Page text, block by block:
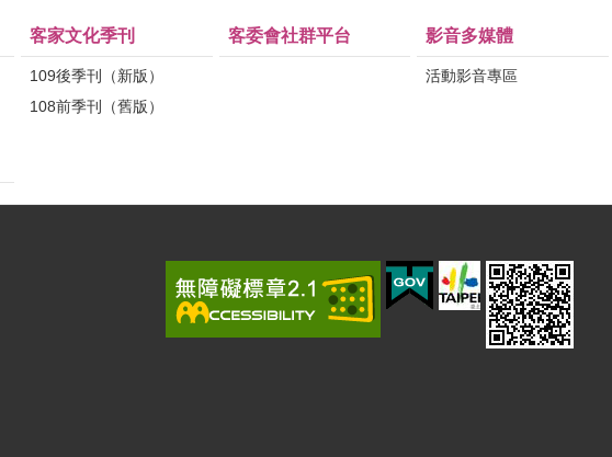
客家文化季刊
109後季刊（新版）
108前季刊（舊版）
客委會社群平台 影音多媒體
活動影音專區